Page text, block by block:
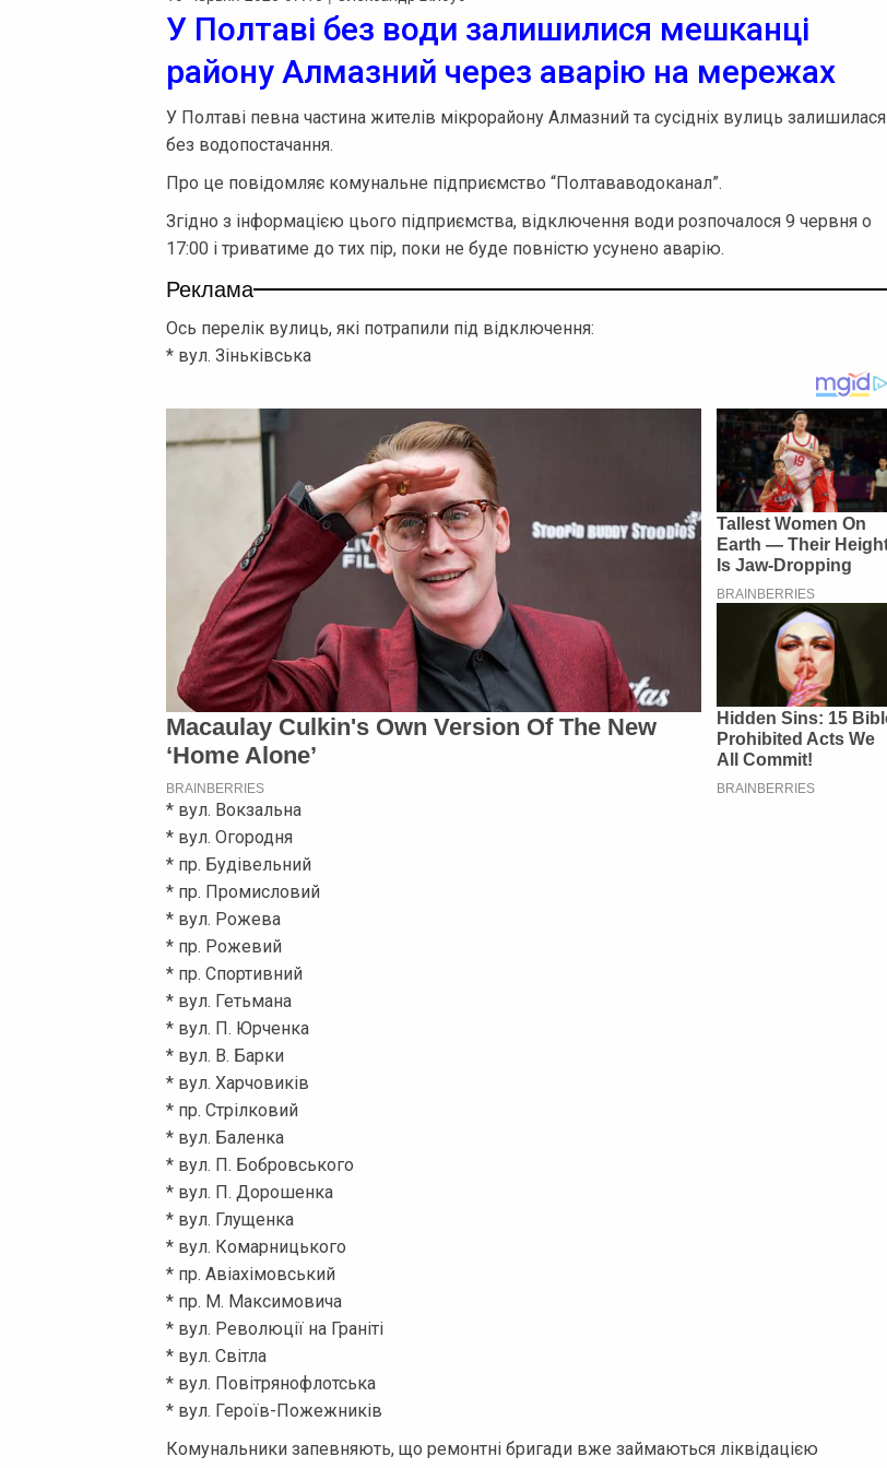
У Полтаві без води залишилися мешканці
району Алмазний через аварію на мережах
У Полтаві певна частина жителів мікрорайону Алмазний та сусідніх вулиць залишилася
без водопостачання.
Про це повідомляє комунальне підприємство “Полтававодоканал”.
Згідно з інформацією цього підприємства, відключення води розпочалося 9 червня о
17:00 і триватиме до тих пір, поки не буде повністю усунено аварію.
Реклама
Ось перелік вулиць, які потрапили під відключення:
* вул. Зіньківська
* вул. Вокзальна
* вул. Огородня
* пр. Будівельний
* пр. Промисловий
* вул. Рожева
* пр. Рожевий
* пр. Спортивний
* вул. Гетьмана
* вул. П. Юрченка
* вул. В. Барки
* вул. Харчовиків
* пр. Стрілковий
* вул. Баленка
* вул. П. Бобровського
* вул. П. Дорошенка
* вул. Глущенка
* вул. Комарницького
* пр. Авіахімовський
* пр. М. Максимовича
* вул. Революції на Граніті
* вул. Світла
* вул. Повітрянофлотська
* вул. Героїв-Пожежників
Комунальники запевняють, що ремонтні бригади вже займаються ліквідацією